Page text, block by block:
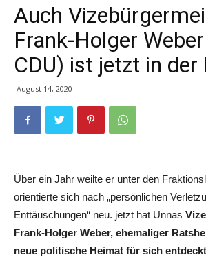
Auch
Frank-Holger
CDU) ist jetzt in der
August 14, 2020
Über ein Jahr weilte er unter den
orientierte sich nach „persönlichen
Enttäuschungen“ neu. jetzt hat Unnas
Frank-Holger Weber, ehemaliger
neue politische Heimat für sich